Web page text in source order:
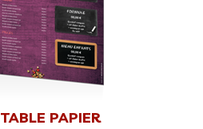
PAPIER